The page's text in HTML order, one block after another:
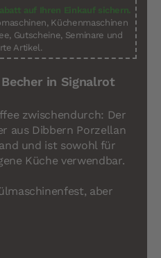
auf Ihren Einkauf sichern.
Küchenmaschinen
Gutscheine, Seminare und
Artikel.
in Signalrot
zwischendurch: Der
aus Dibbern Porzellan
und ist sowohl für
Küche verwendbar.
aber